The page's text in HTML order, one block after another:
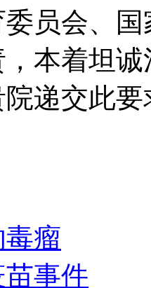
员会、
本着坦
递交此要
瘤
事件